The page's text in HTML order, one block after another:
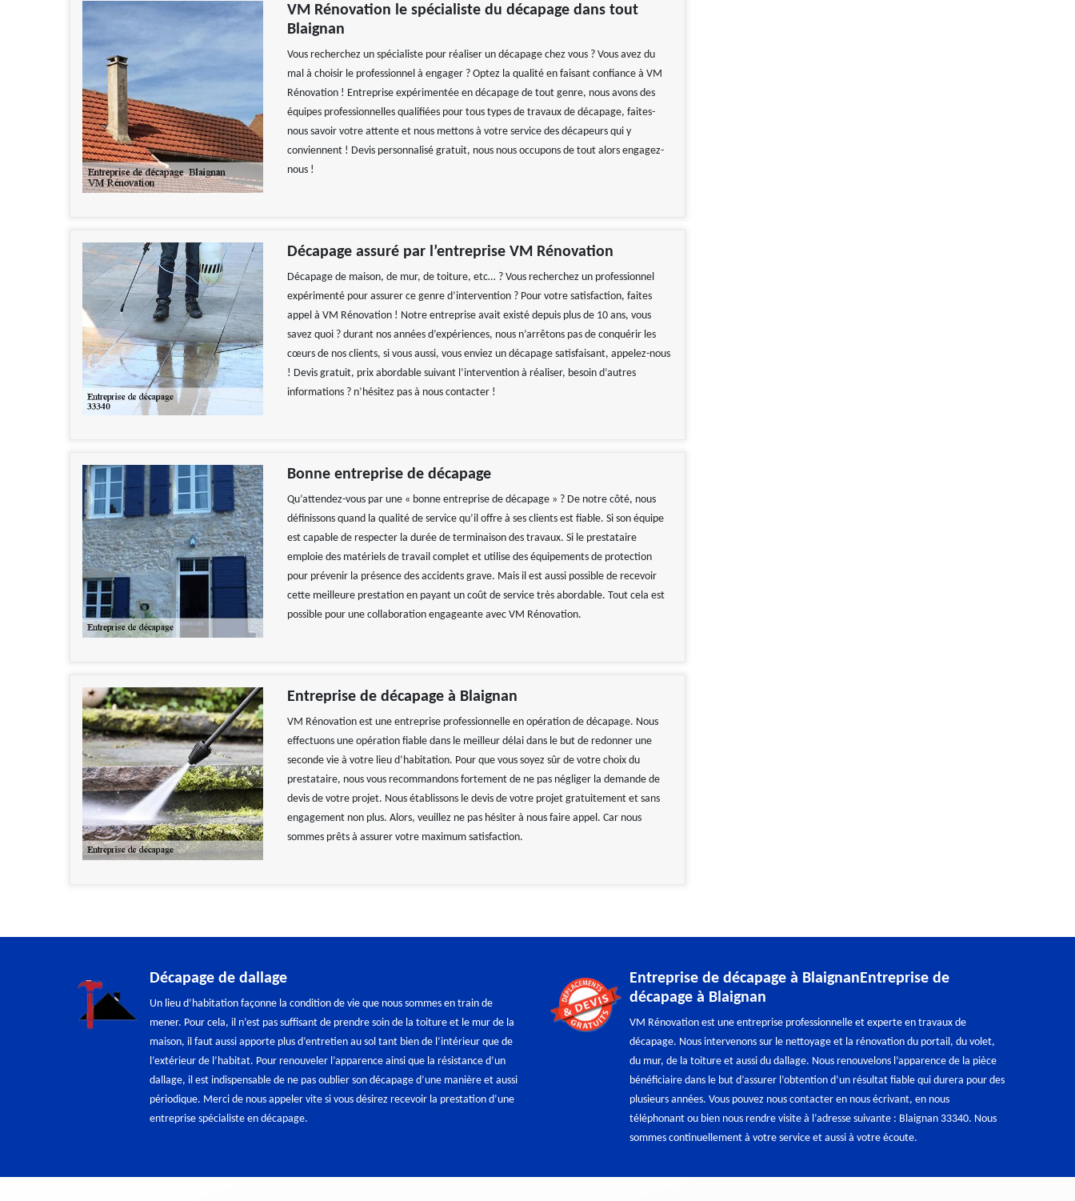
VM Rénovation le spécialiste du décapage dans tout
Blaignan
Vous recherchez un spécialiste pour réaliser un décapage chez vous ? Vous avez du
mal à choisir le professionnel à engager ? Optez la qualité en faisant confiance à VM
Rénovation ! Entreprise expérimentée en décapage de tout genre, nous avons des
équipes professionnelles qualifiées pour tous types de travaux de décapage, faites-
nous savoir votre attente et nous mettons à votre service des décapeurs qui y
conviennent ! Devis personnalisé gratuit, nous nous occupons de tout alors engagez-
nous !
Décapage assuré par l’entreprise VM Rénovation
Décapage de maison, de mur, de toiture, etc… ? Vous recherchez un professionnel
expérimenté pour assurer ce genre d’intervention ? Pour votre satisfaction, faites
appel à VM Rénovation ! Notre entreprise avait existé depuis plus de 10 ans, vous
savez quoi ? durant nos années d’expériences, nous n’arrêtons pas de conquérir les
cœurs de nos clients, si vous aussi, vous enviez un décapage satisfaisant, appelez-nous
! Devis gratuit, prix abordable suivant l’intervention à réaliser, besoin d’autres
informations ? n’hésitez pas à nous contacter !
Bonne entreprise de décapage
Qu’attendez-vous par une « bonne entreprise de décapage » ? De notre côté, nous
définissons quand la qualité de service qu’il offre à ses clients est fiable. Si son équipe
est capable de respecter la durée de terminaison des travaux. Si le prestataire
emploie des matériels de travail complet et utilise des équipements de protection
pour prévenir la présence des accidents grave. Mais il est aussi possible de recevoir
cette meilleure prestation en payant un coût de service très abordable. Tout cela est
possible pour une collaboration engageante avec VM Rénovation.
Entreprise de décapage à Blaignan
VM Rénovation est une entreprise professionnelle en opération de décapage. Nous
effectuons une opération fiable dans le meilleur délai dans le but de redonner une
seconde vie à votre lieu d’habitation. Pour que vous soyez sûr de votre choix du
prestataire, nous vous recommandons fortement de ne pas négliger la demande de
devis de votre projet. Nous établissons le devis de votre projet gratuitement et sans
engagement non plus. Alors, veuillez ne pas hésiter à nous faire appel. Car nous
sommes prêts à assurer votre maximum satisfaction.
Décapage de dallage
Un lieu d’habitation façonne la condition de vie que nous sommes en train de
mener. Pour cela, il n’est pas suffisant de prendre soin de la toiture et le mur de la
maison, il faut aussi apporte plus d’entretien au sol tant bien de l’intérieur que de
l’extérieur de l’habitat. Pour renouveler l’apparence ainsi que la résistance d’un
dallage, il est indispensable de ne pas oublier son décapage d’une manière et aussi
périodique. Merci de nous appeler vite si vous désirez recevoir la prestation d’une
entreprise spécialiste en décapage.
Entreprise de décapage à BlaignanEntreprise de
décapage à Blaignan
VM Rénovation est une entreprise professionnelle et experte en travaux de
décapage. Nous intervenons sur le nettoyage et la rénovation du portail, du volet,
du mur, de la toiture et aussi du dallage. Nous renouvelons l’apparence de la pièce
bénéficiaire dans le but d’assurer l’obtention d’un résultat fiable qui durera pour des
plusieurs années. Vous pouvez nous contacter en nous écrivant, en nous
téléphonant ou bien nous rendre visite à l’adresse suivante : Blaignan 33340. Nous
sommes continuellement à votre service et aussi à votre écoute.